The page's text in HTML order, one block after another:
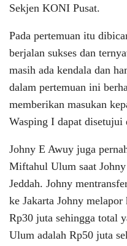
Sekjen KONI Pusat.
Pada pertemuan itu
berjalan sukses dan
masih ada kendala dan
dalam pertemuan ini
memberikan masukan
Wasping I dapat disetujui
Johny E Awuy juga
Miftahul Ulum saat
Jeddah. Johny
ke Jakarta Johny
Rp30 juta sehingga total
Ulum adalah Rp50 juta